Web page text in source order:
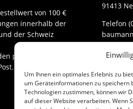
Um Ihnen ein optimales Erlebnis zu
um Geräteinformationen zu speichern
Technologien zustimmen, können wir
auf dieser Website verarbeiten. Wenn
von 100 €
innerhalb der
der Schweiz
per DHL und
91413
Telefon
Kontakt